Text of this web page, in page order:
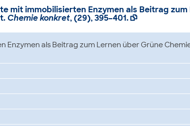
mit immobilisierten Enzymen als Beitrag zum
. Chemie konkret, (29), 395–401. 
Enzymen als Beitrag zum Lernen über Grüne